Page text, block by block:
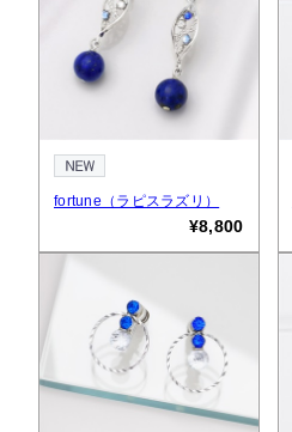
fortune（ラピスラズリ）
¥8,800